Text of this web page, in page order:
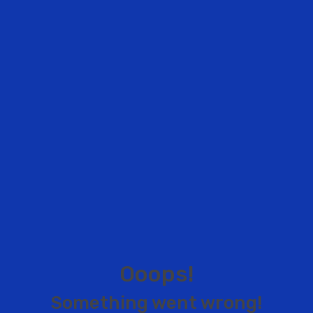
Ooops!
Something went wrong!